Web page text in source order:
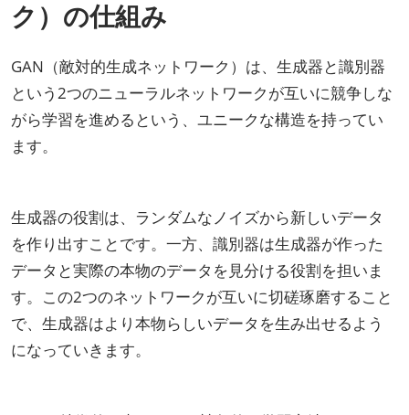
ク）の仕組み
GAN（敵対的生成ネットワーク）は、生成器と識別器
という2つのニューラルネットワークが互いに競争しな
がら学習を進めるという、ユニークな構造を持ってい
ます。
生成器の役割は、ランダムなノイズから新しいデータ
を作り出すことです。一方、識別器は生成器が作った
データと実際の本物のデータを見分ける役割を担いま
す。この2つのネットワークが互いに切磋琢磨すること
で、生成器はより本物らしいデータを生み出せるよう
になっていきます。